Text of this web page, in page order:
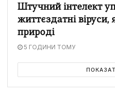
Штучний інтелект
життєздатні віруси,
природі
5 ГОДИНИ ТОМУ